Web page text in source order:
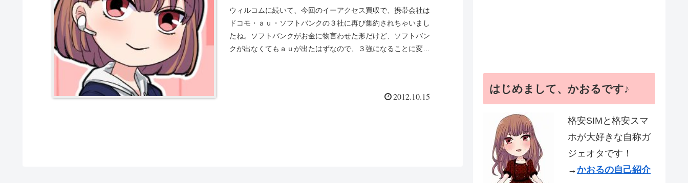
ウィルコムに続いて、今回のイーアクセス買収で、携帯会社は
ドコモ・ａｕ・ソフトバンクの３社に再び集約されちゃいまし
たね。ソフトバンクがお金に物言わせた形だけど、ソフトバン
クが出なくてもａｕが出たはずなので、３強になることに変わ
2012.10.15
はじめまして、かおるです♪
格安SIMと格安スマ
ホが大好きな自称ガ
ジェオタです！
→かおるの自己紹介